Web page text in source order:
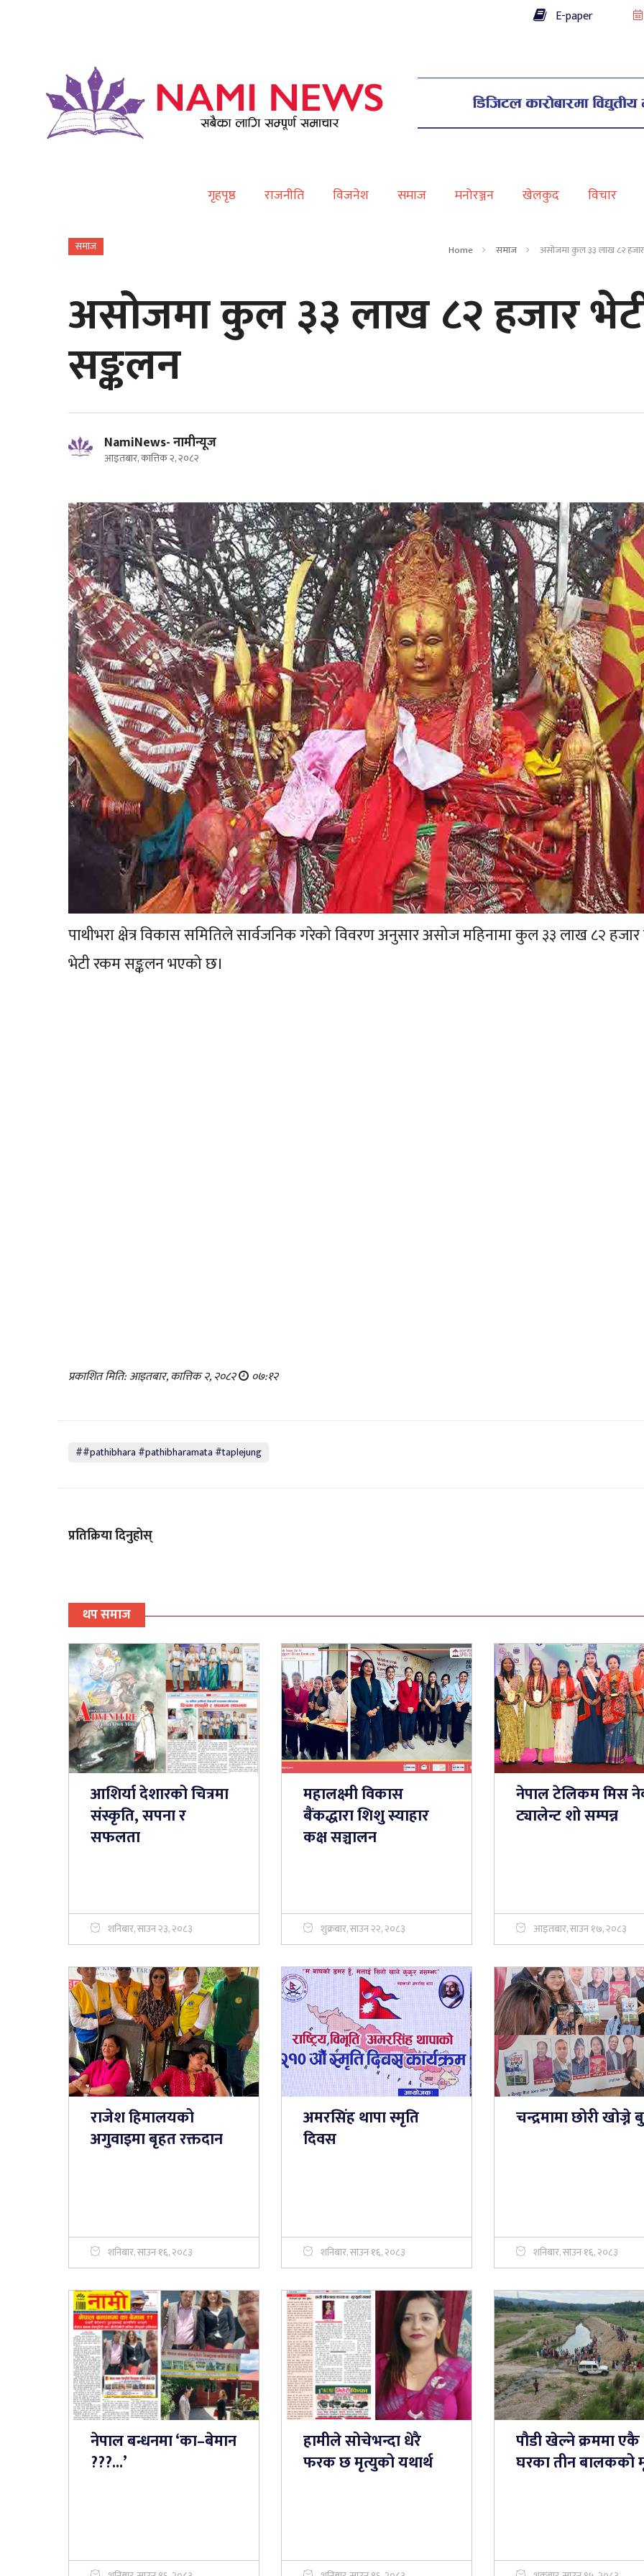
E-paper
गृहपृष्ठ राजनीति विजनेश समाज मनोरञ्जन खेलकुद विचार
समाज Home समाज असोजमा कुल ३३ लाख ८२
असोजमा कुल ३३ लाख ८२ हजार
सङ्कलन
NamiNews- नामीन्यूज
आइतबार, कात्तिक २, २०८२
पाथीभरा क्षेत्र विकास समितिले सार्वजनिक गरेको विवरण अनुसार असोज महिनामा कुल ३३ लाख ८२ हजार
भेटी रकम सङ्कलन भएको छ।
प्रकाशित मिति: आइतबार, कात्तिक २, २०८२ ०७:१२
##pathibhara #pathibharamata #taplejung
प्रतिक्रिया दिनुहोस्
थप समाज
आशिर्या देशारको चित्रमा
संस्कृति, सपना र
सफलता
शनिबार, साउन २३, २०८३
महालक्ष्मी विकास
बैंकद्धारा शिशु स्याहार
कक्ष सञ्चालन
शुक्रबार, साउन २२, २०८३
नेपाल टेलिकम मिस
ट्यालेन्ट शो सम्पन्न
आइतबार, साउन १७, २०८३
राजेश हिमालयको
अगुवाइमा बृहत रक्तदान
शनिबार, साउन १६, २०८३
अमरसिंह थापा स्मृति
दिवस
शनिबार, साउन १६, २०८३
चन्द्रमामा छोरी खोज्ने
शनिबार, साउन १६, २०८३
नेपाल बन्धनमा ‘का–बेमान
???...’
हामीले सोचेभन्दा धेरै
फरक छ मृत्युको यथार्थ
पौडी खेल्ने क्रममा एकै
घरका तीन बालकको